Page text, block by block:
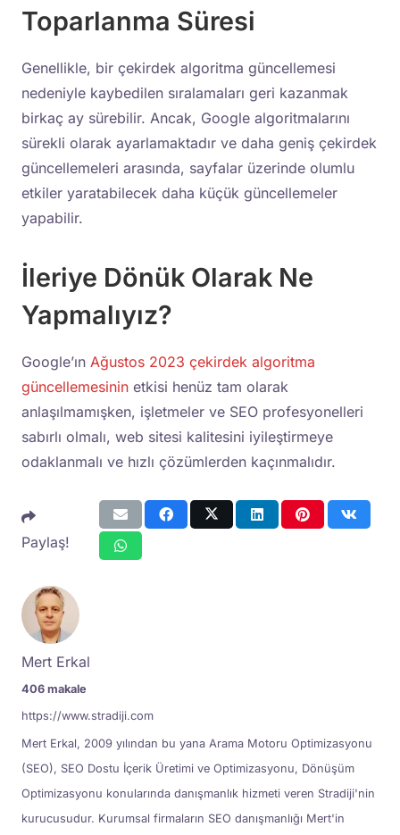
Toparlanma Süresi
Genellikle, bir çekirdek algoritma güncellemesi
nedeniyle kaybedilen sıralamaları geri kazanmak
birkaç ay sürebilir. Ancak, Google algoritmalarını
sürekli olarak ayarlamaktadır ve daha geniş çekirdek
güncellemeleri arasında, sayfalar üzerinde olumlu
etkiler yaratabilecek daha küçük güncellemeler
yapabilir.
İleriye Dönük Olarak Ne
Yapmalıyız?
Google’ın Ağustos 2023 çekirdek algoritma
güncellemesinin etkisi henüz tam olarak
anlaşılmamışken, işletmeler ve SEO profesyonelleri
sabırlı olmalı, web sitesi kalitesini iyileştirmeye
odaklanmalı ve hızlı çözümlerden kaçınmalıdır.
Paylaş!
Mert Erkal
406 makale
https://www.stradiji.com
Mert Erkal, 2009 yılından bu yana Arama Motoru Optimizasyonu
(SEO), SEO Dostu İçerik Üretimi ve Optimizasyonu, Dönüşüm
Optimizasyonu konularında danışmanlık hizmeti veren Stradiji'nin
kurucusudur. Kurumsal firmaların SEO danışmanlığı Mert'in